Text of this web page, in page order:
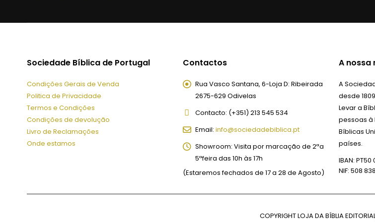
Sociedade Bíblica de Portugal
Condições Gerais de Venda
Politica de Privacidade
Termos e Condições
Condições de devolução
Livro de Reclamações
Onde estamos
Contactos
Rua Vasco Santana, 6-Loja D: Ribeirada
2675-629 Odivelas
Contacto: (+351) 213 545 534
Email: info@sociedadebiblica.pt
Showroom: Visita por marcação de 2ªa
5ªfeira das 10h às 17h
(Estaremos fechados de 17 a 28 de Agosto)
A nossa
A
desde
Levar a
pessoas à
Bíblicas
países.
IBAN:
NIF: 508
COPYRIGHT LOJA DA BÍBLIA